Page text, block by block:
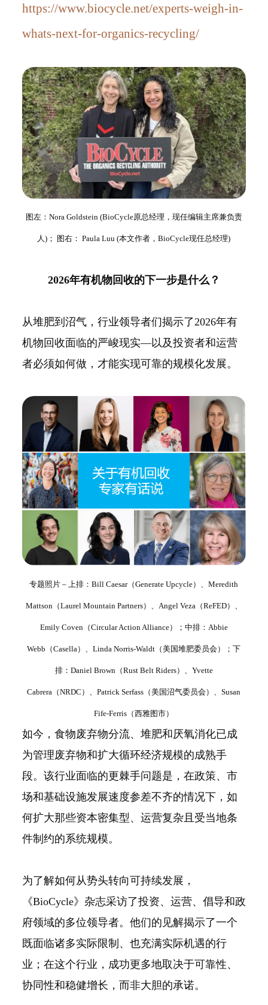
https://www.biocycle.net/experts-weigh-in-
whats-next-for-organics-recycling/
图左：Nora Goldstein (BioCycle原总经理，现任编辑主席兼负责
人)； 图右： Paula Luu (本文作者，BioCycle现任总经理)
2026年有机物回收的下一步是什么？
从堆肥到沼气，行业领导者们揭示了2026年有
机物回收面临的严峻现实—以及投资者和运营
者必须如何做，才能实现可靠的规模化发展。
专题照片 – 上排：Bill Caesar（Generate Upcycle）、Meredith
Mattson（Laurel Mountain Partners）、Angel Veza（ReFED）、
Emily Coven（Circular Action Alliance）；中排：Abbie
Webb（Casella）、Linda Norris-Waldt（美国堆肥委员会）；下
排：Daniel Brown（Rust Belt Riders）、Yvette
Cabrera（NRDC）、Patrick Serfass（美国沼气委员会）、Susan
Fife-Ferris（西雅图市）
如今，食物废弃物分流、堆肥和厌氧消化已成
为管理废弃物和扩大循环经济规模的成熟手
段。该行业面临的更棘手问题是，在政策、市
场和基础设施发展速度参差不齐的情况下，如
何扩大那些资本密集型、运营复杂且受当地条
件制约的系统规模。
为了解如何从势头转向可持续发展，
《BioCycle》杂志采访了投资、运营、倡导和政
府领域的多位领导者。他们的见解揭示了一个
既面临诸多实际限制、也充满实际机遇的行
业；在这个行业，成功更多地取决于可靠性、
协同性和稳健增长，而非大胆的承诺。